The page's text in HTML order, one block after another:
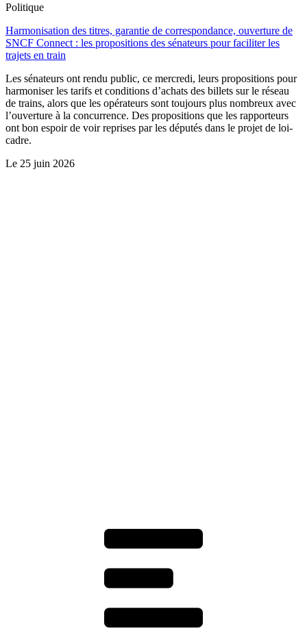
Politique
Harmonisation des titres, garantie de correspondance, ouverture de
SNCF Connect : les propositions des sénateurs pour faciliter les
trajets en train
Les sénateurs ont rendu public, ce mercredi, leurs propositions pour
harmoniser les tarifs et conditions d’achats des billets sur le réseau
de trains, alors que les opérateurs sont toujours plus nombreux avec
l’ouverture à la concurrence. Des propositions que les rapporteurs
ont bon espoir de voir reprises par les députés dans le projet de loi-
cadre.
Le 25 juin 2026